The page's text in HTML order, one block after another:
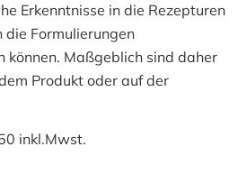
Erkenntnisse in die Rezepturen
die Formulierungen
können. Maßgeblich sind daher
Produkt oder auf der
inkl.Mwst.